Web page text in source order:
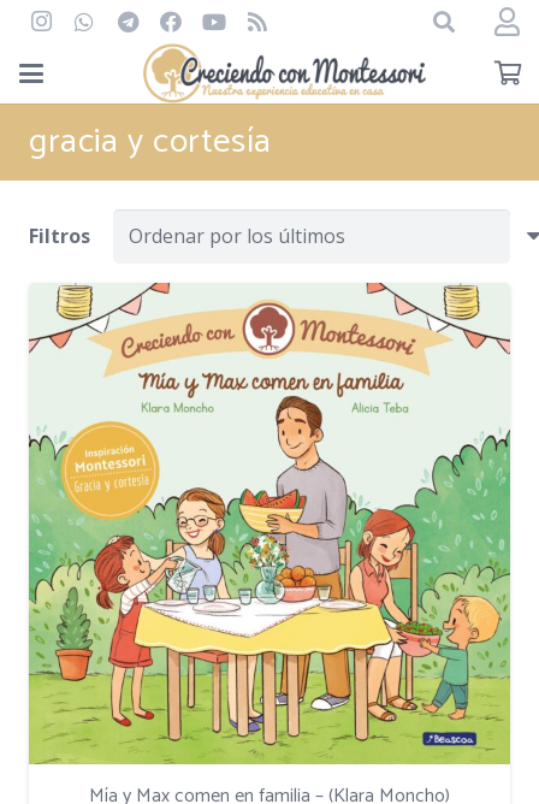
gracia y cortesía
Filtros
Mía y Max comen en familia – (Klara Moncho)